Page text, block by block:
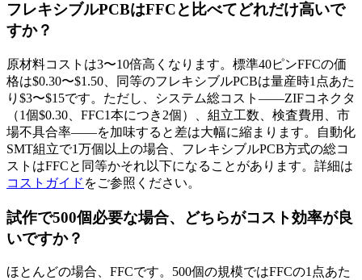
フレキシブルPCBはFFCと比べてどれだけ高いで
すか？
原材料コストは3〜10倍高くなります。標準40ピンFFCの価
格は$0.30〜$1.50、同等のフレキシブルPCBは量産時1点あた
り$3〜$15です。ただし、システム総コスト——ZIFコネクタ
（1個$0.30、FFC1本につき2個）、組立工数、検査費用、市
場不具合率——を加味すると差は大幅に縮まります。自動化
SMT組立で1万個以上の場合、フレキシブルPCB方式の総コ
ストはFFCと同等かそれ以下になることがあります。詳細は
コストガイド をご参照ください。
試作で500個必要な場合、どちらがコスト効率が良
いですか？
ほとんどの場合、FFCです。500個の規模ではFFCの1点あた